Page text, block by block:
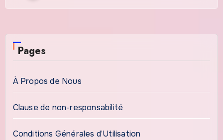
Pages
À Propos de Nous
Clause de non-responsabilité
Conditions Générales d’Utilisation